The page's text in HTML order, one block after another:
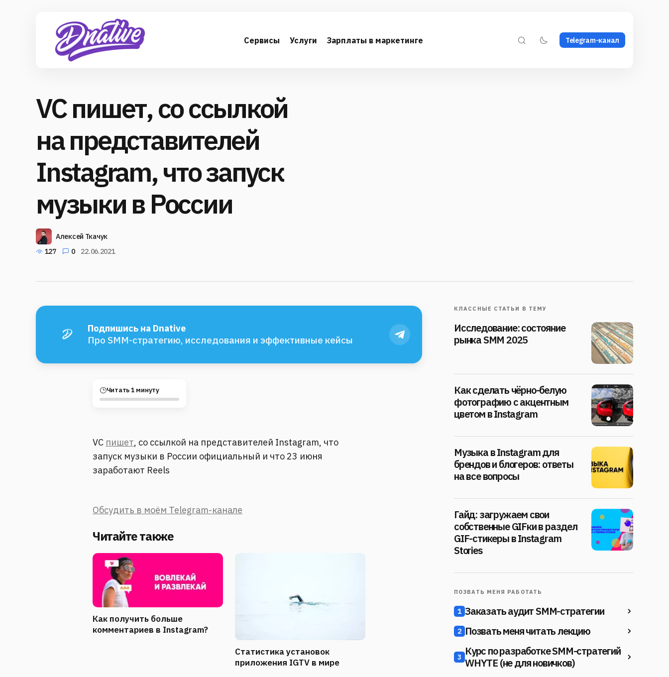
Сервисы Услуги Зарплаты в маркетинге Telegram-канал
VC пишет, со ссылкой
на представителей
Instagram, что запуск
музыки в России
Алексей Ткачук
127
0 22.06.2021
Подпишись на Dnative
Про SMM-стратегию, исследования и эффективные кейсы
Читать 1 минуту
VC пишет, со ссылкой на представителей Instagram, что
запуск музыки в России официальный и что 23 июня
заработают Reels
Обсудить в моём Telegram-канале
Читайте также
Как получить больше
комментариев в Instagram?
Статистика установок
приложения IGTV в мире
КЛАССНЫЕ СТАТЬИ В ТЕМУ
Исследование: состояние
рынка SMM 2025
Как сделать чёрно-белую
фотографию с акцентным
цветом в Instagram
Музыка в Instagram для
брендов и блогеров: ответы
на все вопросы
Гайд: загружаем свои
собственные GIFки в раздел
GIF-стикеры в Instagram
Stories
ПОЗВАТЬ МЕНЯ РАБОТАТЬ
1 Заказать аудит SMM-стратегии
2 Позвать меня читать лекцию
3 Курс по разработке SMM-стратегий
WHYTE (не для новичков)